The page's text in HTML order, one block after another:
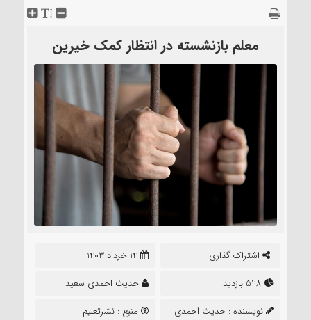
معلم بازنشسته در انتظار کمک خیرین
اشتراک گذاری
14 خرداد 1403
حدیث احمدی سعید
نویسنده : حدیث احمدی
منبع : نشرتعلیم